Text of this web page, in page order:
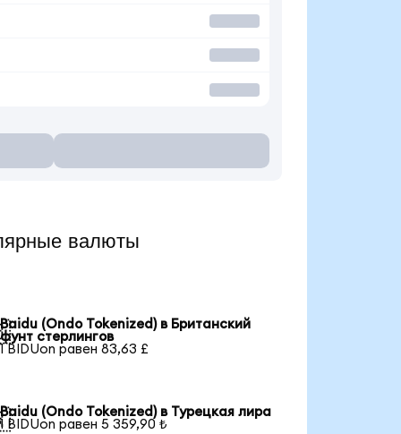
валюты
Baidu (Ondo Tokenized) в Британский
фунт стерлингов
1 BIDUon равен 83,63 £
Baidu (Ondo Tokenized) в Турецкая лира
1 BIDUon равен 5 359,90 ₺